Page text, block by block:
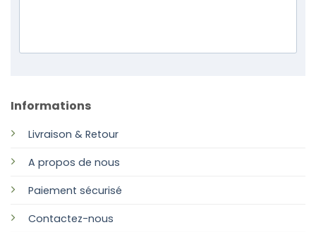
Informations
Livraison & Retour
A propos de nous
Paiement sécurisé
Contactez-nous